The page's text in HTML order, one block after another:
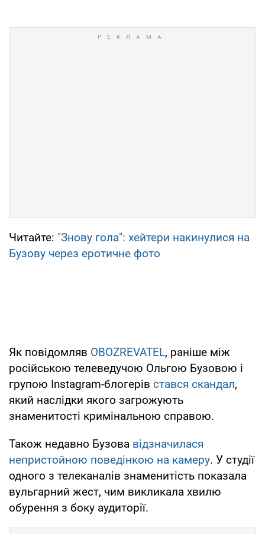
Читайте: "Знову гола": хейтери накинулися на
Бузову через еротичне фото
Як повідомляв OBOZREVATEL, раніше між
російською телеведучою Ольгою Бузовою і
групою Instagram-блогерів стався скандал,
який наслідки якого загрожують
знаменитості кримінальною справою.
Також недавно Бузова відзначилася
непристойною поведінкою на камеру. У студії
одного з телеканалів знаменитість показала
вульгарний жест, чим викликала хвилю
обурення з боку аудиторії.